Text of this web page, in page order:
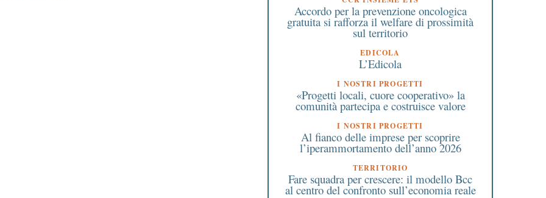
consegna alla città dei nuovi
apparecchi salvavita
Accordo per la prevenzione oncologica
gratuita si rafforza il welfare di prossimità
sul territorio
EDICOLA
L’Edicola
I NOSTRI PROGETTI
«Progetti locali, cuore cooperativo» la
comunità partecipa e costruisce valore
I NOSTRI PROGETTI
Al fianco delle imprese per scoprire
l’iperammortamento dell’anno 2026
TERRITORIO
Fare squadra per crescere: il modello Bcc
al centro del confronto sull’economia reale